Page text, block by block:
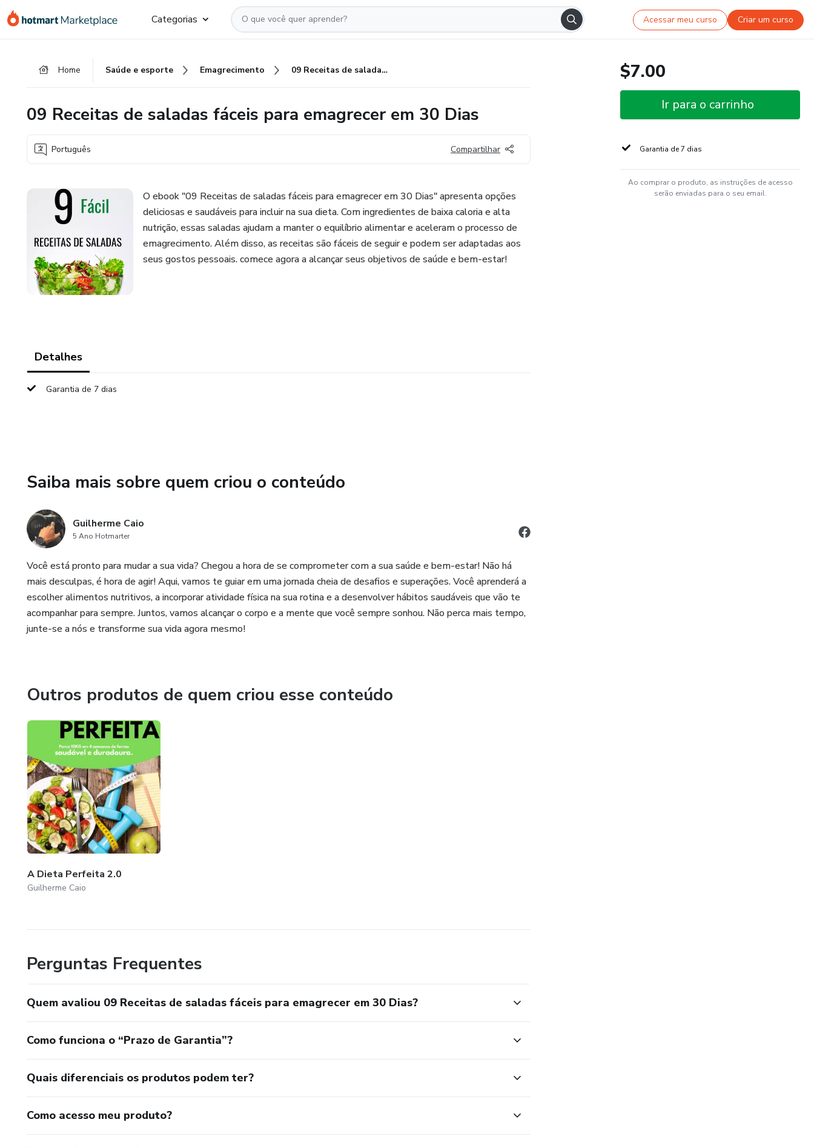
para
para
para
Categorias Acessar meu curso Criar um curso
Home Saúde e esporte Emagrecimento 09 Receitas de saladas fáceis para emagrecer em 30 Dias
09 Receitas de saladas fáceis para emagrecer em 30 Dias
Português Compartilhar
O ebook "09 Receitas de saladas fáceis para emagrecer em 30 Dias" apresenta opções
deliciosas e saudáveis para incluir na sua dieta. Com ingredientes de baixa caloria e alta
nutrição, essas saladas ajudam a manter o equilíbrio alimentar e aceleram o processo de
emagrecimento. Além disso, as receitas são fáceis de seguir e podem ser adaptadas aos
seus gostos pessoais. comece agora a alcançar seus objetivos de saúde e bem-estar!
Detalhes
Garantia de 7 dias
Saiba mais sobre quem criou o conteúdo
Guilherme Caio
5 Ano Hotmarter
Você está pronto para mudar a sua vida? Chegou a hora de se comprometer com a sua saúde e bem-estar! Não há
mais desculpas, é hora de agir! Aqui, vamos te guiar em uma jornada cheia de desafios e superações. Você aprenderá a
escolher alimentos nutritivos, a incorporar atividade física na sua rotina e a desenvolver hábitos saudáveis que vão te
acompanhar para sempre. Juntos, vamos alcançar o corpo e a mente que você sempre sonhou. Não perca mais tempo,
junte-se a nós e transforme sua vida agora mesmo!
Outros produtos de quem criou esse conteúdo
A Dieta Perfeita 2.0
Guilherme Caio
Perguntas Frequentes
Quem avaliou 09 Receitas de saladas fáceis para emagrecer em 30 Dias?
Como funciona o “Prazo de Garantia”?
Quais diferenciais os produtos podem ter?
Como acesso meu produto?
$7.00
Ir para o carrinho
Garantia de 7 dias
Ao comprar o produto, as instruções de acesso
serão enviadas para o seu email.